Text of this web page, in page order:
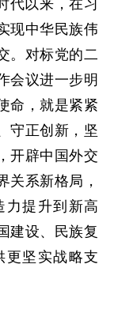
代以来，在习
现中华民族伟
。对标党的二
会议进一步明
命，就是紧紧
守正创新，坚
开辟中国外交
关系新格局，
力提升到新高
建设、民族复
更坚实战略支